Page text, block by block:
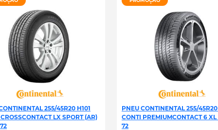
255/45R20 H101
LX SPORT (AR)
PNEU CONTINENTAL 255/
CONTI PREMIUMCONTACT 6
72